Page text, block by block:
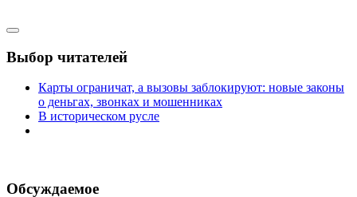
Выбор читателей
Карты ограничат, а вызовы заблокируют: новые законы
о деньгах, звонках и мошенниках
В историческом русле
Обсуждаемое